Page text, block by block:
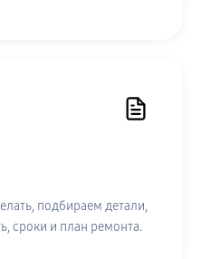
подбираем детали,
сроки и план ремонта.